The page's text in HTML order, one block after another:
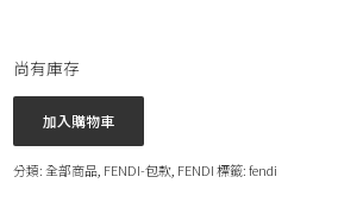
尚有庫存
加入購物車
分類:全部商品 FENDI-包款 FENDI 標籤:fendi